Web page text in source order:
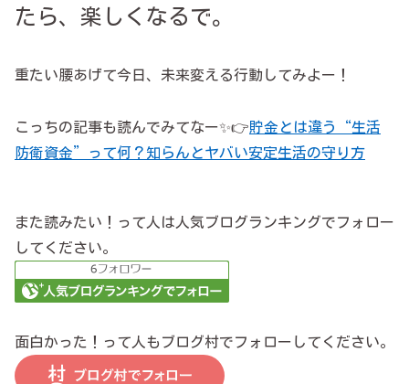
たら、楽しくなるで。
重たい腰あげて今日、未来変える行動してみよー！
こっちの記事も読んでみてなー✨👉貯金とは違う“生活
防衛資金”って何？知らんとヤバい安定生活の守り方
また読みたい！って人は人気ブログランキングでフォロー
してください。
面白かった！って人もブログ村でフォローしてください。